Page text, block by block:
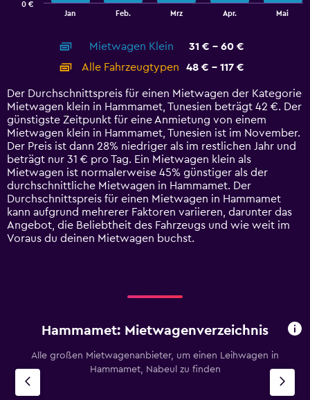
categories.
14
categories.
The
chart
has
1
Y
axis
displaying
values.
Range:
0
to
Jan Feb. Mrz Apr. Mai
0 €
Mietwagen Klein
31 € - 60 €
Alle Fahrzeugtypen
48 € - 117 €
Der Durchschnittspreis für einen Mietwagen der Kategorie
Mietwagen klein in Hammamet, Tunesien beträgt 42 €. Der
günstigste Zeitpunkt für eine Anmietung von einem
Mietwagen klein in Hammamet, Tunesien ist im November.
Der Preis ist dann 28% niedriger als im restlichen Jahr und
beträgt nur 31 € pro Tag. Ein Mietwagen klein als
Mietwagen ist normalerweise 45% günstiger als der
durchschnittliche Mietwagen in Hammamet. Der
Durchschnittspreis für einen Mietwagen in Hammamet
kann aufgrund mehrerer Faktoren variieren, darunter das
Angebot, die Beliebtheit des Fahrzeugs und wie weit im
Voraus du deinen Mietwagen buchst.
Hammamet: Mietwagenverzeichnis
Alle großen Mietwagenanbieter, um einen Leihwagen in
Hammamet, Nabeul zu finden